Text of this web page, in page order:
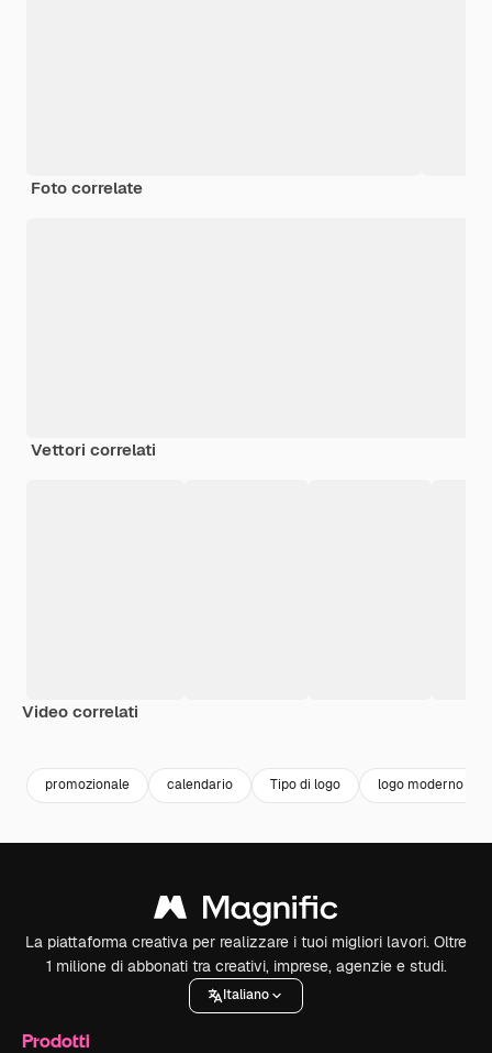
Foto correlate
Vettori correlati
Video correlati
promozionale calendario Tipo di logo logo moderno
La piattaforma creativa per realizzare i tuoi migliori lavori. Oltre
1 milione di abbonati tra creativi, imprese, agenzie e studi.
Italiano
Prodotti